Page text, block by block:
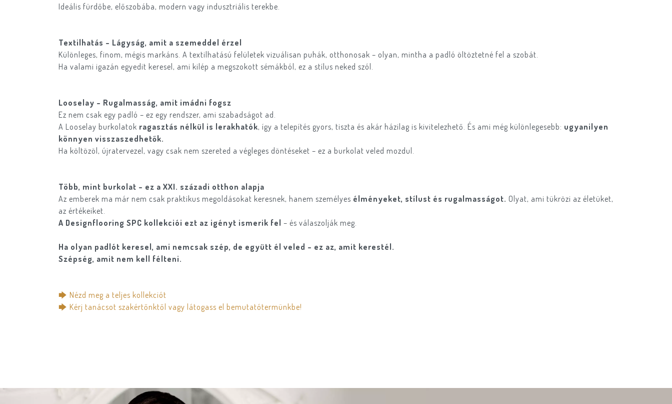
Ideális fürdőbe, előszobába, modern vagy indusztriális terekbe.
Textilhatás – Lágyság, amit a szemeddel érzel
Különleges, finom, mégis markáns. A textilhatású felületek vizuálisan puhák, otthonosak – olyan, mintha a padló öltöztetné fel a szobát.
Ha valami igazán egyedit keresel, ami kilép a megszokott sémákból, ez a stílus neked szól.
Looselay – Rugalmasság, amit imádni fogsz
Ez nem csak egy padló – ez egy rendszer, ami szabadságot ad.
A Looselay burkolatok ragasztás nélkül is lerakhatók, így a telepítés gyors, tiszta és akár házilag is kivitelezhető. És ami még különlegesebb: ugyanilyen
könnyen visszaszedhetők.
Ha költözöl, újratervezel, vagy csak nem szereted a végleges döntéseket – ez a burkolat veled mozdul.
Több, mint burkolat – ez a XXI. századi otthon alapja
Az emberek ma már nem csak praktikus megoldásokat keresnek, hanem személyes élményeket, stílust és rugalmasságot. Olyat, ami tükrözi az életüket,
az értékeiket.
A Designflooring SPC kollekciói ezt az igényt ismerik fel – és válaszolják meg.
Ha olyan padlót keresel, ami nemcsak szép, de együtt él veled – ez az, amit kerestél.
Szépség, amit nem kell félteni.
🡆 Nézd meg a teljes kollekciót
🡆 Kérj tanácsot szakértőnktől vagy látogass el bemutatótermünkbe!